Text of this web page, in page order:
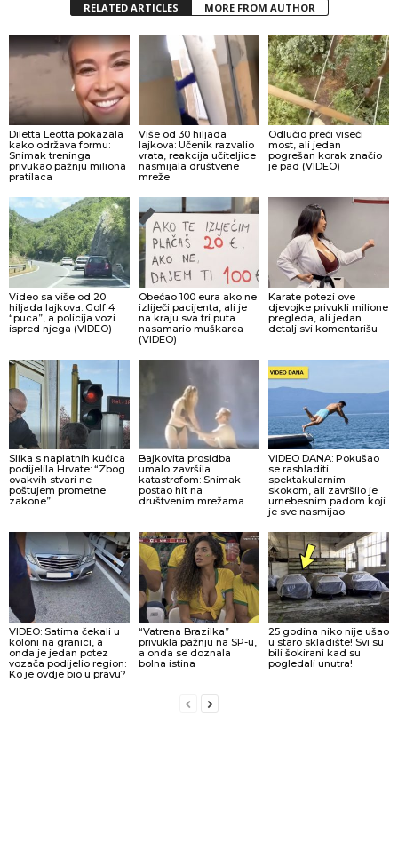
RELATED ARTICLES MORE FROM AUTHOR
Diletta Leotta pokazala
kako održava formu:
Snimak treninga
privukao pažnju miliona
pratilaca
Više od 30 hiljada
lajkova: Učenik razvalio
vrata, reakcija učiteljice
nasmijala društvene
mreže
Odlučio preći viseći
most, ali jedan
pogrešan korak značio
je pad (VIDEO)
Video sa više od 20
hiljada lajkova: Golf 4
“puca”, a policija vozi
ispred njega (VIDEO)
Obećao 100 eura ako ne
izliječi pacijenta, ali je
na kraju sva tri puta
nasamario muškarca
(VIDEO)
Karate potezi ove
djevojke privukli milione
pregleda, ali jedan
detalj svi komentarišu
Slika s naplatnih kućica
podijelila Hrvate: “Zbog
ovakvih stvari ne
poštujem prometne
zakone”
Bajkovita prosidba
umalo završila
katastrofom: Snimak
postao hit na
društvenim mrežama
VIDEO DANA: Pokušao
se rashladiti
spektakularnim
skokom, ali završilo je
urnebesnim padom koji
je sve nasmijao
VIDEO: Satima čekali u
koloni na granici, a
onda je jedan potez
vozača podijelio region:
Ko je ovdje bio u pravu?
“Vatrena Brazilka”
privukla pažnju na SP-u,
a onda se doznala
bolna istina
25 godina niko nije ušao
u staro skladište! Svi su
bili šokirani kad su
pogledali unutra!